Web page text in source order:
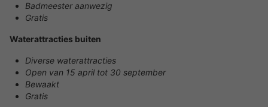
Badmeester aanwezig
Gratis
Waterattracties buiten
Diverse waterattracties
Open van 15 april tot 30 september
Bewaakt
Gratis